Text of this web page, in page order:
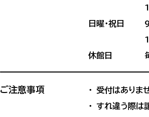
日曜・祝日
休館日
ご注意事項
受付はありま
すれ違う際は